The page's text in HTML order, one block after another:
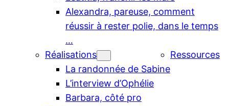
Alexandra, pareuse, comment
réussir à rester polie, dans le temps
…
Réalisations
La randonnée de Sabine
L’interview d’Ophélie
Barbara, côté pro
Ressources